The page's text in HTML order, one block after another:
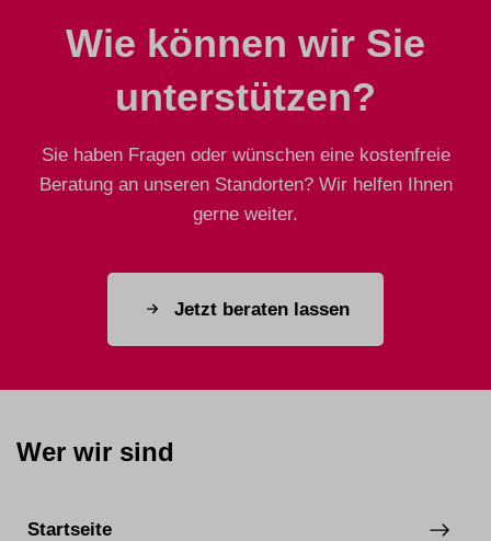
Wie können wir Sie
unterstützen?
Sie haben Fragen oder wünschen eine kostenfreie
Beratung an unseren Standorten? Wir helfen Ihnen
gerne weiter.
Jetzt beraten lassen
Wer wir sind
Startseite